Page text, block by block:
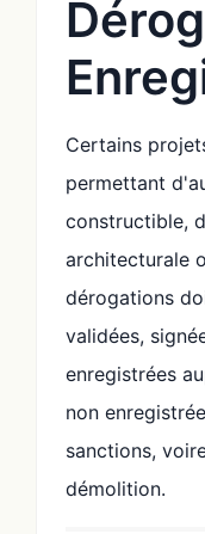
Certains
permettant
constructible,
architecturale
dérogations
validées,
enregistrées
non
sanctions,
démolition.